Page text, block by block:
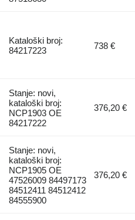
Kataloški broj:
84217223
738 €
Stanje: novi,
kataloški broj:
NCP1903 OE
84217222
376,20 €
Stanje: novi,
kataloški broj:
NCP1905 OE
47526009 84497173
84512411 84512412
84555900
376,20 €